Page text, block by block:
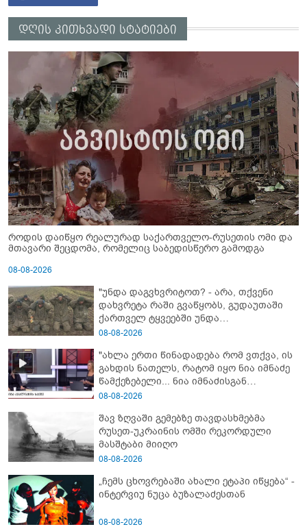
დღის კითხვადი სტატიები
როდის დაიწყო რეალურად საქართველო-რუსეთის ომი და
მთავარი შეცდომა, რომელიც საბედისწერო გამოდგა
08-08-2026
"უნდა დაგვხვრიტოთ? - არა, თქვენი
დახვრეტა რაში გვაწყობს, გუდაუთაში
ქართველ ტყვეებში უნდა
გადაგცვალოთ..."
08-08-2026
"ახლა ერთი წინადადება რომ ვთქვა, ის
გახდის ნათელს, რატომ იყო ნია იმნაძე
წამქეზებელი... ნია იმნაძისგან
გამოსული ინფორმაციაა ეს" - რას
08-08-2026
შავ ზღვაში გემებზე თავდასხმებმა
რუსეთ-უკრაინის ომში რეკორდული
მასშტაბი მიიღო
08-08-2026
„ჩემს ცხოვრებაში ახალი ეტაპი იწყება“ -
ინტერვიუ ნუცა ბუზალაძესთან
08-08-2026